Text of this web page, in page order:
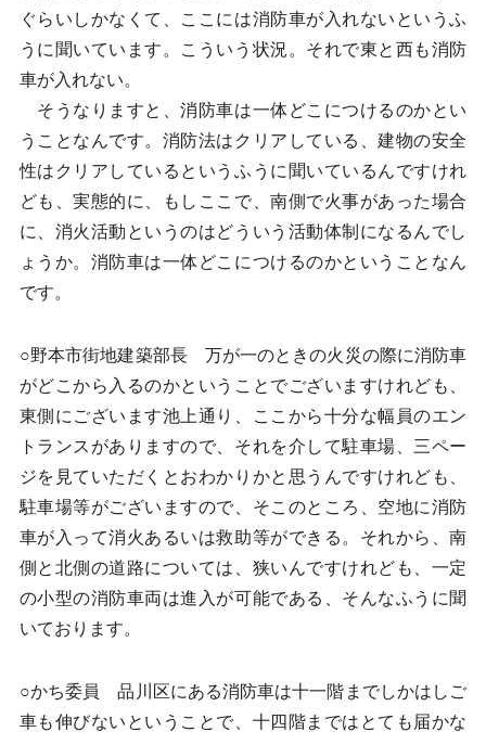
ぐらいしかなくて、ここには消防車が入れないというふ
うに聞いています。こういう状況。それで東と西も消防
車が入れない。
そうなりますと、消防車は一体どこにつけるのかとい
うことなんです。消防法はクリアしている、建物の安全
性はクリアしているというふうに聞いているんですけれ
ども、実態的に、もしここで、南側で火事があった場合
に、消火活動というのはどういう活動体制になるんでし
ょうか。消防車は一体どこにつけるのかということなん
です。
○野本市街地建築部長 万が一のときの火災の際に消防車
がどこから入るのかということでございますけれども、
東側にございます池上通り、ここから十分な幅員のエン
トランスがありますので、それを介して駐車場、三ペー
ジを見ていただくとおわかりかと思うんですけれども、
駐車場等がございますので、そこのところ、空地に消防
車が入って消火あるいは救助等ができる。それから、南
側と北側の道路については、狭いんですけれども、一定
の小型の消防車両は進入が可能である、そんなふうに聞
いております。
○かち委員 品川区にある消防車は十一階までしかはしご
車も伸びないということで、十四階まではとても届かな